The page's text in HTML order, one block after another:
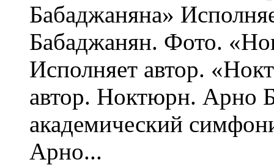
Бабаджаняна»
Бабаджанян. Фото.
Исполняет автор.
автор. Ноктюрн. Арно
академический
Арно...